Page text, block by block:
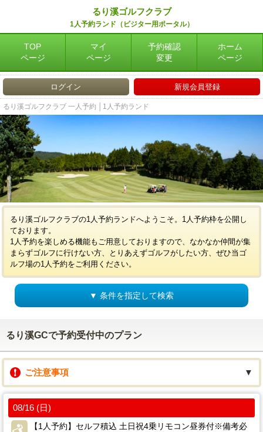
るり溪ゴルフクラブ
1人予約ランド（ビジター用ポータル）
TOP
ページ
マイ
ページ
予約確認
変更
ホーム
ページ
ログイン 新規会員登録
るり溪ゴルフクラブ 一人予約 │1人予約ランド
るり溪ゴルフクラブの1人予約ランドへようこそ。1人予約枠を公開し
ております。
1人予約を楽しめる機能もご用意しておりますので、なかなか仲間が集
まらずゴルフに行けない方、とりあえずゴルフがしたい方、ぜひ当ゴ
ルフ場の1人予約をご利用ください。
▼ 条件を指定して検索
るり溪GCで予約受付中のプラン
ご注意事項 ▼
08/16 (日)
【1人予約】セルフ積込 土日祝4乗リモコン昼券付※備考必